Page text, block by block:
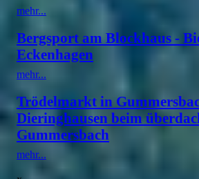
mehr...
Bergsport am Blockhaus -
Eckenhagen
mehr...
Trödelmarkt in
Dieringhausen beim
Gummersbach
mehr...